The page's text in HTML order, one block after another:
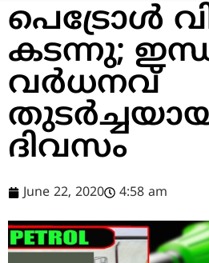
പെട്രോള്‍
കടന്നു;
വര്‍ധനവ്
തുടര്‍ച്ചയായ
ദിവസം
June 22, 2020 4:58 am